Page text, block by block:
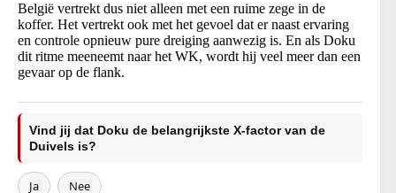
België vertrekt dus niet alleen met een ruime zege in de
koffer. Het vertrekt ook met het gevoel dat er naast ervaring
en controle opnieuw pure dreiging aanwezig is. En als Doku
dit ritme meeneemt naar het WK, wordt hij veel meer dan een
gevaar op de flank.
Vind jij dat Doku de belangrijkste X-factor van de
Duivels is?
Ja Nee